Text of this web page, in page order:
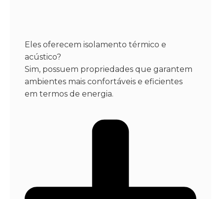
Eles oferecem isolamento térmico e
acústico?
Sim, possuem propriedades que garantem
ambientes mais confortáveis e eficientes
em termos de energia.